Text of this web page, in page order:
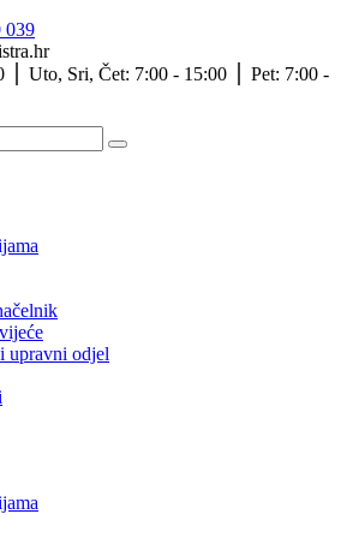
039
⎪ Uto, Sri, Čet: 7:00 - 15:00 ⎪ Pet: 7:00 -
upravni odjel